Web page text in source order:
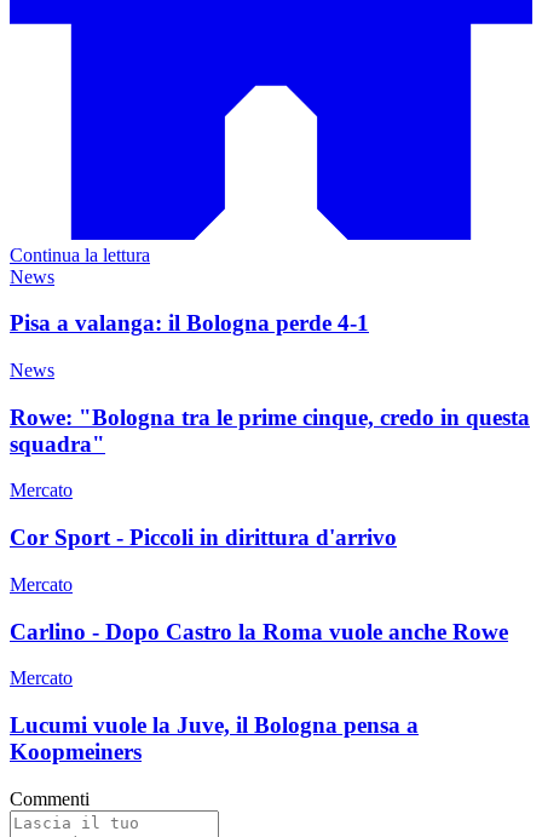
Continua la lettura
News
Pisa a valanga: il Bologna perde 4-1
News
Rowe: "Bologna tra le prime cinque, credo in questa
squadra"
Mercato
Cor Sport - Piccoli in dirittura d'arrivo
Mercato
Carlino - Dopo Castro la Roma vuole anche Rowe
Mercato
Lucumi vuole la Juve, il Bologna pensa a
Koopmeiners
Commenti